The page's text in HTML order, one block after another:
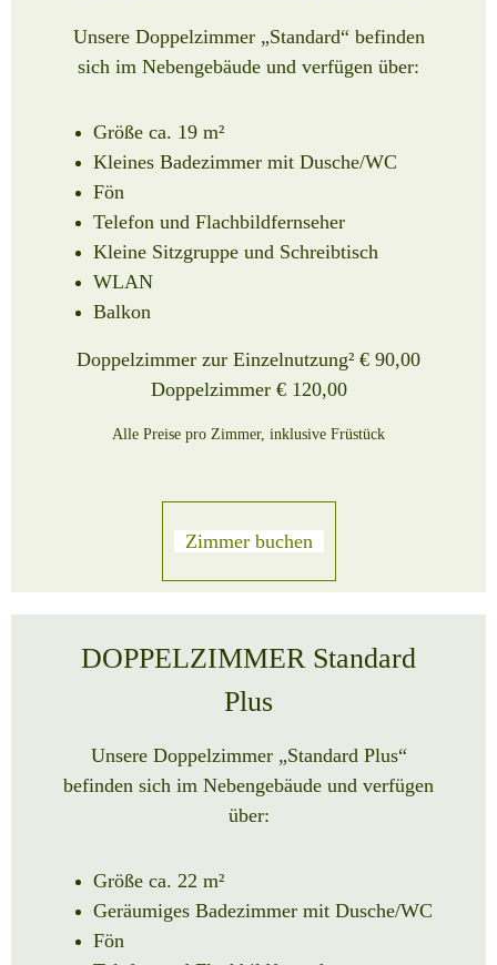
Unsere Doppelzimmer „Standard“ befinden
sich im Nebengebäude und verfügen über:
Größe ca. 19 m²
Kleines Badezimmer mit Dusche/WC
Fön
Telefon und Flachbildfernseher
Kleine Sitzgruppe und Schreibtisch
WLAN
Balkon
Doppelzimmer zur Einzelnutzung² € 90,00
Doppelzimmer € 120,00
Alle Preise pro Zimmer, inklusive Früstück
Zimmer buchen
DOPPELZIMMER Standard
Plus
Unsere Doppelzimmer „Standard Plus“
befinden sich im Nebengebäude und verfügen
über:
Größe ca. 22 m²
Geräumiges Badezimmer mit Dusche/WC
Fön